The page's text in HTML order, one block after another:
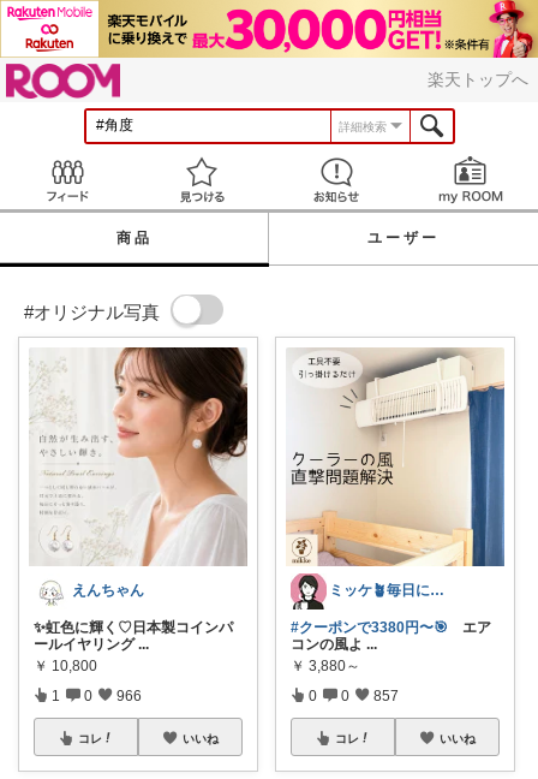
楽天トップへ
詳細検索
見つける お知らせ
商品 ユーザー
#オリジナル写真
えんちゃん
✨虹色に輝く♡日本製コインパ
ールイヤリング ...
￥ 10,800
1 0 966
コレ いいね
ミッケ🪴毎日に"ちょっとイイ"を
#クーポンで3380円〜🎯 エア
コンの風よ ...
￥ 3,880～
0 0 857
コレ いいね